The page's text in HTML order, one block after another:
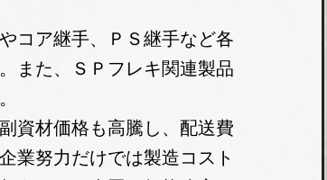
コア継手、ＰＳ継手など各
また、ＳＰフレキ関連製品
資材価格も高騰し、配送費
業努力だけでは製造コスト